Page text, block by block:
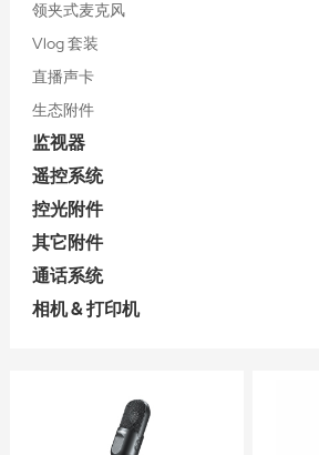
领夹式麦克风
Vlog 套装
直播声卡
生态附件
监视器
遥控系统
控光附件
其它附件
通话系统
相机 & 打印机